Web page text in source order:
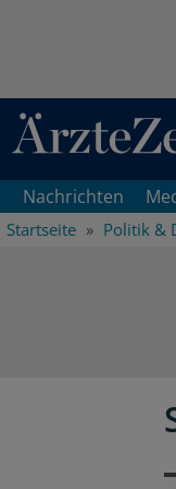
Direkt zum
Nachrichten
Startseite Politik &